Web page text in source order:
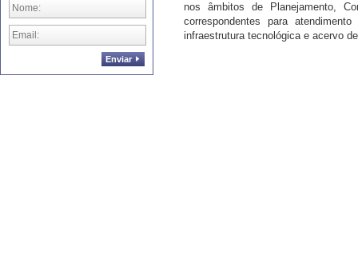
Enviar
nos âmbitos de Planejamento,
correspondentes para
infraestrutura tecnológica e acervo